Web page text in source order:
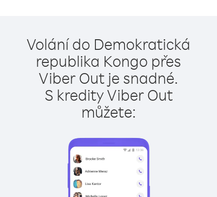
Volání do Demokratická
republika Kongo přes
Viber Out je snadné.
S kredity Viber Out
můžete: